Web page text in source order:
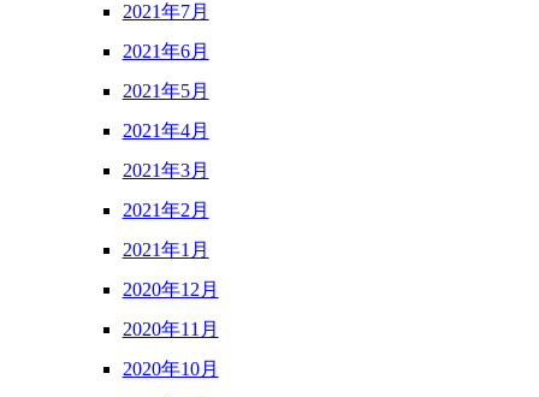
2021年7月
2021年6月
2021年5月
2021年4月
2021年3月
2021年2月
2021年1月
2020年12月
2020年11月
2020年10月